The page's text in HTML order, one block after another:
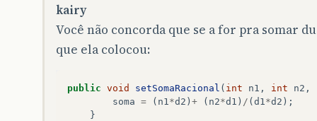
kairy
Você não concorda que se a for pra somar
que ela colocou:
public void setSomaRacional ( int n1 , int n2 ,
soma = ( n1 *d2 ) + ( n2*d1 ) / ( d1 *d2 );
}